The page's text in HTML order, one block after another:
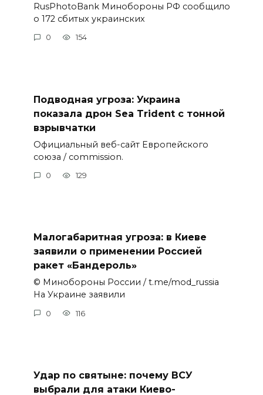
RusPhotoBank Минобороны РФ сообщило
о 172 сбитых украинских
0 154
Подводная угроза: Украина
показала дрон Sea Trident с тонной
взрывчатки
Официальный веб-сайт Европейского
союза / commission.
0 129
Малогабаритная угроза: в Киеве
заявили о применении Россией
ракет «Бандероль»
© Минобороны России / t.me/mod_russia
На Украине заявили
0 116
Удар по святыне: почему ВСУ
выбрали для атаки Киево-